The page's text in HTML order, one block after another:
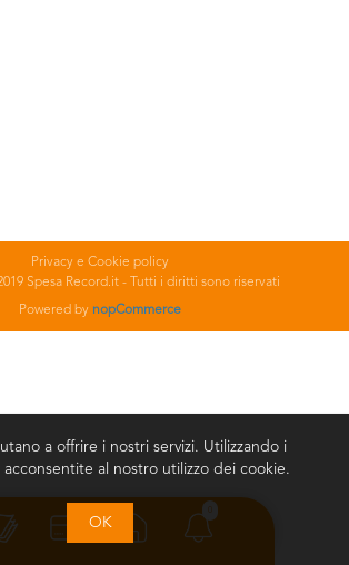
Privacy e Cookie policy
Spesa Record.it - Tutti i diritti sono riservati
Powered by nopCommerce
a offrire i nostri servizi. Utilizzando i
acconsentite al nostro utilizzo dei cookie.
OK